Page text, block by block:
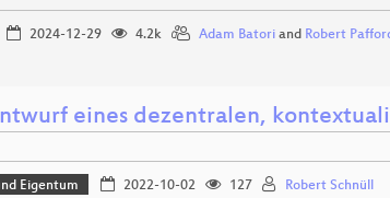
2024-12-29 4.2k Adam Batoriand Robert
eines dezentralen,
Eigentum 2022-10-02 127 Robert Schnüll